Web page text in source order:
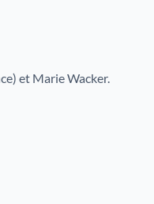
et Marie Wacker.